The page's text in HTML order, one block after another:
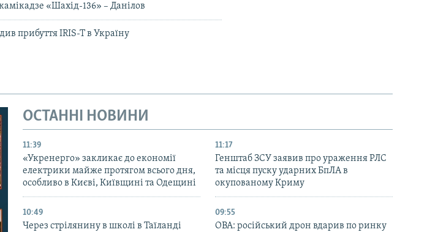
«Шахід-136» – Данілов
прибуття IRIS-T в Україну
ОСТАННІ НОВИНИ
11:39
«Укренерго» закликає до економії
електрики майже протягом всього дня,
особливо в Києві, Київщині та Одещині
11:17
Генштаб ЗСУ заявив про ураження РЛС
та місця пуску ударних БпЛА в
окупованому Криму
10:49
Через стрілянину в школі в Таїланді
09:55
ОВА: російський дрон вдарив по ринку